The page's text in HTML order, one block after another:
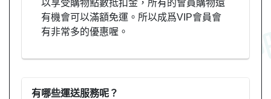
以享受購物點數抵扣金，所有的會員購物還
有機會可以滿額免運。所以成爲VIP會員會
有非常多的優惠喔。
有哪些運送服務呢？